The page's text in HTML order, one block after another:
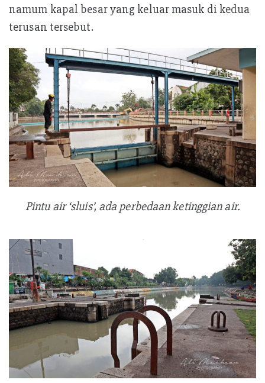
namum kapal besar yang keluar masuk di kedua
terusan tersebut.
Pintu air ‘sluis’, ada perbedaan ketinggian air.